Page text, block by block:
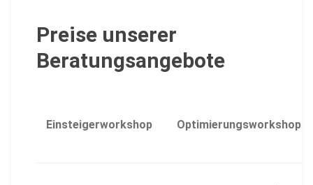
Preise unserer
Beratungsangebote
Einsteigerworkshop Optimierungsworkshop